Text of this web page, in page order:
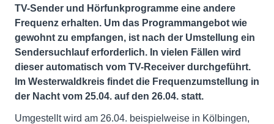
TV-Sender und Hörfunkprogramme eine andere
Frequenz erhalten. Um das Programmangebot wie
gewohnt zu empfangen, ist nach der Umstellung ein
Sendersuchlauf erforderlich. In vielen Fällen wird
dieser automatisch vom TV-Receiver durchgeführt.
Im Westerwaldkreis findet die Frequenzumstellung in
der Nacht vom 25.04. auf den 26.04. statt.
Umgestellt wird am 26.04. beispielweise in Kölbingen,